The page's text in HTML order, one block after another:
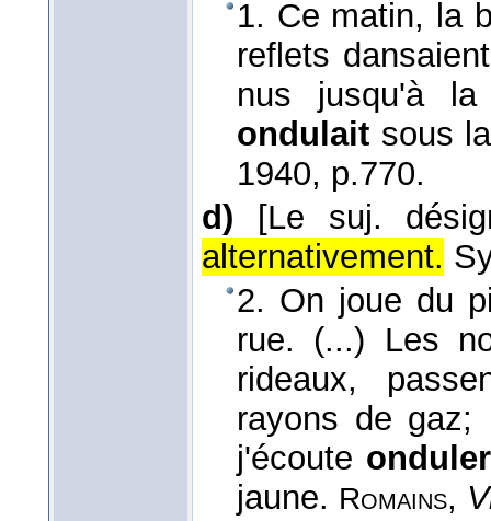
1. Ce matin, la
reflets
nus jusqu'à
ondulait sous
1940, p.770.
d)
[Le suj.
alternativement.
2. On joue du
rue. (...) Les
rideaux,
rayons de
j'écoute onduler
jaune. Romains,